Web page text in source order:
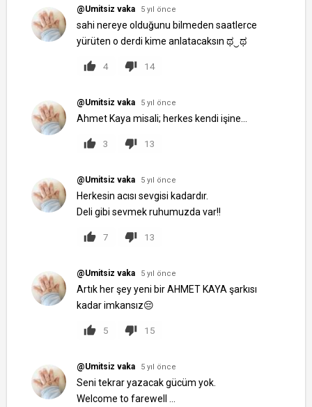
@Umitsiz vaka 5 yıl önce
sahi nereye olduğunu bilmeden saatlerce
yürüten o derdi kime anlatacaksın ಥ‿ಥ
4 14
@Umitsiz vaka 5 yıl önce
Ahmet Kaya misali; herkes kendi işine...
3 13
@Umitsiz vaka 5 yıl önce
Herkesin acısı sevgisi kadardır.
Deli gibi sevmek ruhumuzda var!!
7 13
@Umitsiz vaka 5 yıl önce
Artık her şey yeni bir AHMET KAYA şarkısı
kadar imkansız😔
5 15
@Umitsiz vaka 5 yıl önce
Seni tekrar yazacak gücüm yok.
Welcome to farewell ...